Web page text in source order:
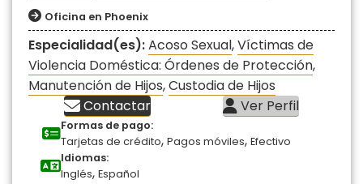
Oficina en Phoenix
Especialidad(es):Acoso Sexual,Víctimas de
Violencia Doméstica: Órdenes de Protección,
Manutención de Hijos,Custodia de Hijos
Contactar
Ver Perfil
Formas de pago:
Tarjetas de crédito, Pagos móviles, Efectivo
Idiomas:
Inglés, Español